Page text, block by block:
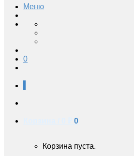
Меню
0
0
Корзина пуста.